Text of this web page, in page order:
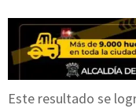
Este resultado se